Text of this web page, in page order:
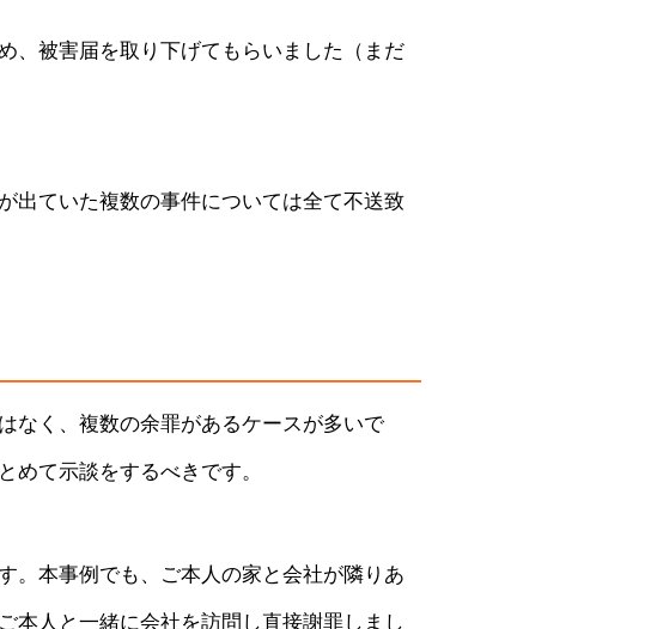
、被害届を取り下げてもらいました（まだ
出ていた複数の事件については全て不送致
なく、複数の余罪があるケースが多いで
めて示談をするべきです。
。本事例でも、ご本人の家と会社が隣りあ
本人と一緒に会社を訪問し直接謝罪しまし